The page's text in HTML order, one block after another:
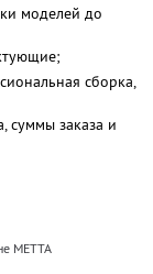
моделей до
сборка,
суммы заказа и
METTA